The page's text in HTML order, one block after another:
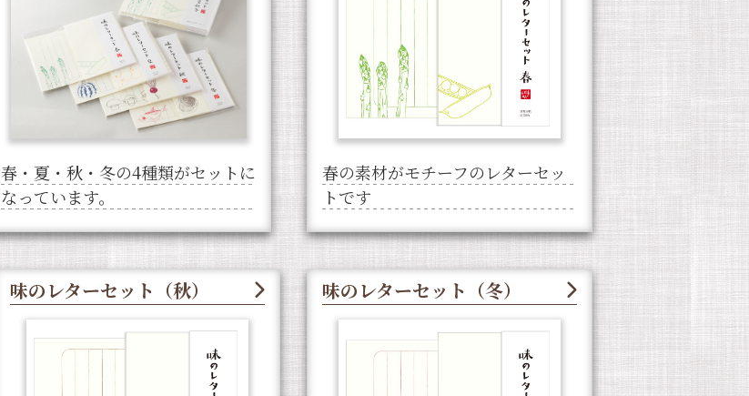
春・夏・秋・冬の4種類がセットに
なっています。
春の素材がモチーフのレターセッ
トです
味のレターセット（秋） 味のレターセット（冬）